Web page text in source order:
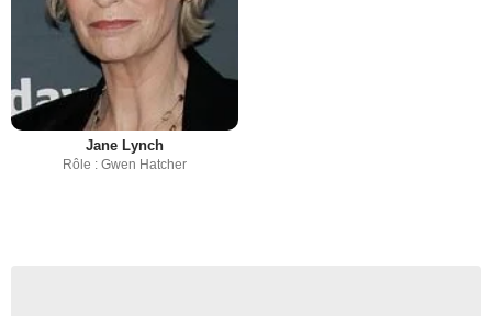
Jane Lynch
Rôle : Gwen Hatcher